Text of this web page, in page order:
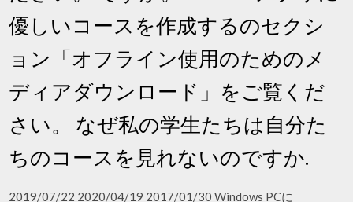
優しいコースを作成するのセクシ
ョン「オフライン使用のためのメ
ディアダウンロード」をご覧くだ
さい。 なぜ私の学生たちは自分た
ちのコースを見れないのですか.
2019/07/22 2020/04/19 2017/01/30 Windows PCに